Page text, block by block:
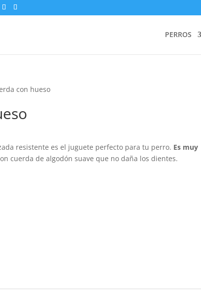
PERROS
con hueso
resistente es el juguete perfecto para tu perro. Es muy
cuerda de algodón suave que no daña los dientes.